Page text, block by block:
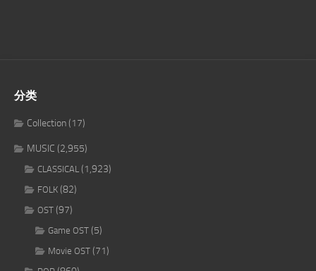
分类
Collection(17)
MUSIC (2,955)
CLASSICAL (1,923)
FOLK (82)
OST (97)
Game OST (5)
Movie OST (71)